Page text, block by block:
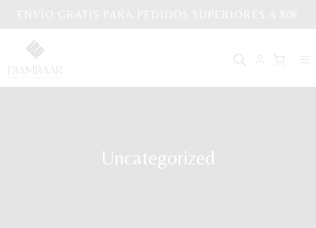
contenido
Uncategorized